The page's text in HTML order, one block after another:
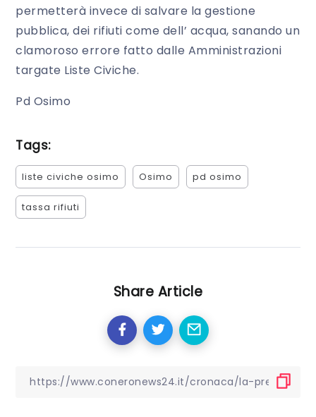
permetterà invece di salvare la gestione
pubblica, dei rifiuti come dell’ acqua, sanando un
clamoroso errore fatto dalle Amministrazioni
targate Liste Civiche.
Pd Osimo
Tags:
liste civiche osimo Osimo pd osimo
tassa rifiuti
Share Article